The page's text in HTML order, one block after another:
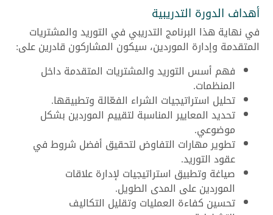
أهداف الدورة التدريبية
في نهاية هذا البرنامج التدريبي في التوريد والمشتريات
المتقدمة وإدارة الموردين، سيكون المشاركون قادرين على:
فهم أسس التوريد والمشتريات المتقدمة داخل
المنظمات.
تحليل استراتيجيات الشراء الفعّالة وتطبيقها.
تحديد المعايير المناسبة لتقييم الموردين بشكل
موضوعي.
تطوير مهارات التفاوض لتحقيق أفضل شروط في
عقود التوريد.
صياغة وتطبيق استراتيجيات لإدارة علاقات
الموردين على المدى الطويل.
تحسين كفاءة العمليات وتقليل التكاليف